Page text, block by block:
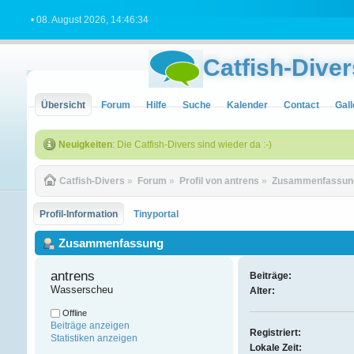
• 08. August 2026, 14:46:34
Catfish-
Übersicht Forum Hilfe Suche Kalender Contact
Neuigkeiten: Die Catfish-Divers sind wieder da :-)
Catfish-Divers » Forum » Profil von antrens »
Profil-Information Tinyportal
Zusammenfassung
antrens
Wasserscheu
Offline
Beiträge anzeigen
Statistiken anzeigen
Beiträge:
Alter:
Registriert:
Lokale Zeit: